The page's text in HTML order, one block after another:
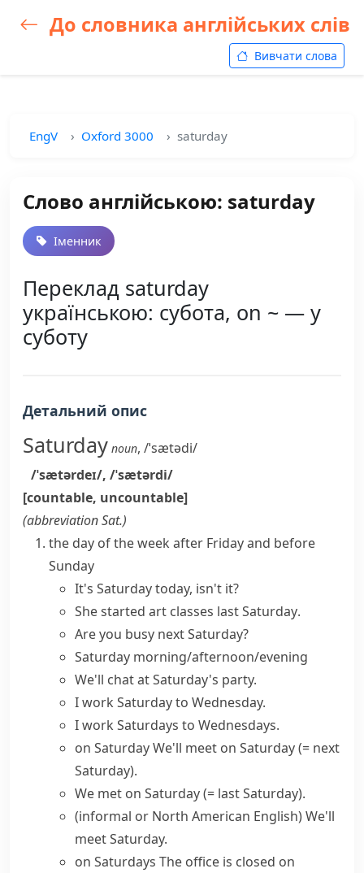
До словника англійських слів
Вивчати слова
EngV Oxford 3000 saturday
Слово англійською: saturday
Іменник
Переклад saturday
українською: субота, on ~ — у
суботу
Детальний опис
Saturday noun, /ˈsætədi/
/ˈsætərdeɪ/, /ˈsætərdi/
[countable, uncountable]
(abbreviationSat.)
the day of the week after Friday and before
Sunday
It's Saturday today, isn't it?
She started art classes last Saturday.
Are you busy next Saturday?
Saturday morning/afternoon/evening
We'll chat at Saturday's party.
I work Saturday to Wednesday.
I work Saturdays to Wednesdays.
on SaturdayWe'll meet on Saturday(= next
Saturday).
We met on Saturday(= last Saturday).
(informal or North American English)We'll
meet Saturday.
on Saturdays The office is closed on